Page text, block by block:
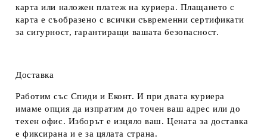
карта или наложен платеж на куриера. Плащането с
карта е съобразено с всички съвременни сертификати
за сигурност, гарантиращи вашата безопасност.
Доставка
Работим със Спиди и Еконт. И при двата куриера
имаме опция да изпратим до точен ваш адрес или до
техен офис. Изборът е изцяло ваш. Цената за доставка
е фиксирана и е за цялата страна.